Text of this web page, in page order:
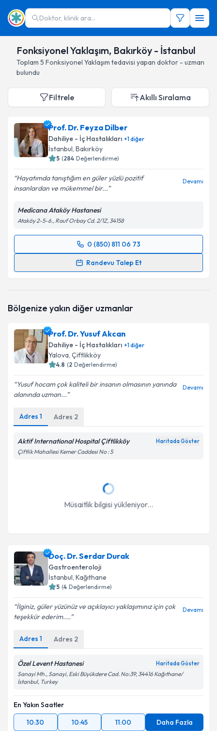
Doktor, klinik ara...
Fonksiyonel Yaklaşım, Bakırköy - İstanbul
Toplam 5 Fonksiyonel Yaklaşım tedavisi yapan doktor - uzman
bulundu
Filtrele Akıllı Sıralama
Prof. Dr. Feyza Dilber
Dahiliye - İç Hastalıkları +1diğer
İstanbul, Bakırköy
5 (284 Değerlendirme)
Hayatımda tanıştığım en güler yüzlü pozitif
insanlardan ve mükemmel bir...
Devamı
Medicana Ataköy Hastanesi
Ataköy 2-5-6., Rauf Orbay Cd. 2/1Z, 34158
0 (850) 811 06 73
Randevu Talep Et
Randevu Takvimi Talebi
oluşturun. Size bu uzmandan randevu almanız için bir
Kişisel verilerimin işlenmesine ilişkin
Metni'ni okudum ve kişisel verilerimin belirtilen
kapsamda işlenmesini kabul ediyorum.
Takvim Talebini Gönder
Bölgenize yakın diğer uzmanlar
Prof. Dr. Yusuf Akcan
Dahiliye - İç Hastalıkları +1diğer
Yalova, Çiftlikköy
4.8 (2 Değerlendirme)
Yusuf hocam çok kaliteli bir insanın olmasının yanında
alanında uzman...
Devamı
Adres 1 Adres 2
Aktif International Hospital Çiftlikköy Haritada Göster
Çiftlik Mahallesi Kemer Caddesi No : 5
Müsaitlik bilgisi yükleniyor...
Doç. Dr. Serdar Durak
Gastroenteroloji
İstanbul, Kağıthane
5 (4 Değerlendirme)
İlginiz, güler yüzünüz ve açıklayıcı yaklaşımınız için çok
teşekkür ederim....
Devamı
Adres 1 Adres 2
Özel Levent Hastanesi Haritada Göster
Sanayi Mh., Sanayi, Eski Büyükdere Cad. No:39, 34416 Kağıthane/
İstanbul, Turkey
En Yakın Saatler
10:30
10:45 11:00 Daha Fazla